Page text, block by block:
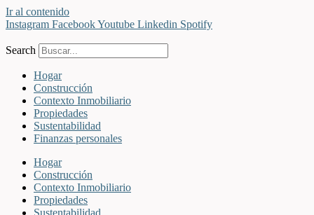
Ir al contenido
Instagram FacebookYoutube Linkedin Spotify
Search
Hogar
Construcción
Contexto Inmobiliario
Propiedades
Sustentabilidad
Finanzas personales
Hogar
Construcción
Contexto Inmobiliario
Propiedades
Sustentabilidad